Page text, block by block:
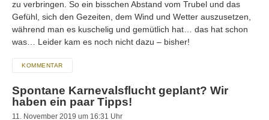
zu verbringen. So ein bisschen Abstand vom Trubel und das
Gefühl, sich den Gezeiten, dem Wind und Wetter auszusetzen,
während man es kuschelig und gemütlich hat… das hat schon
was… Leider kam es noch nicht dazu – bisher!
KOMMENTAR
Spontane Karnevalsflucht geplant? Wir
haben ein paar Tipps!
11. November 2019 um 16:31 Uhr